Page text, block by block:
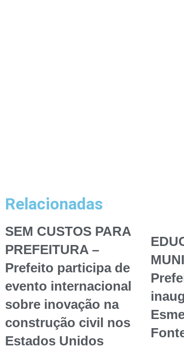
Relacionadas
SEM CUSTOS PARA
PREFEITURA –
Prefeito participa de
evento internacional
sobre inovação na
construção civil nos
Estados Unidos